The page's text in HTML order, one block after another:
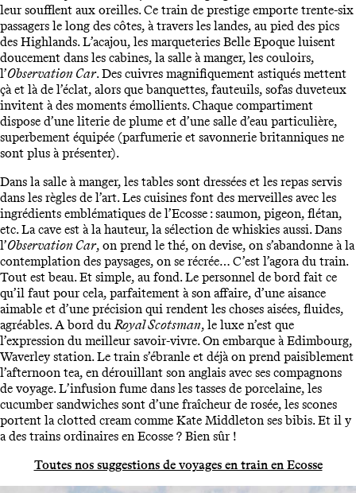
leur soufflent aux oreilles. Ce train de prestige emporte trente-six
passagers le long des côtes, à travers les landes, au pied des pics
des Highlands. L’acajou, les marqueteries Belle Epoque luisent
doucement dans les cabines, la salle à manger, les couloirs,
l’Observation Car. Des cuivres magnifiquement astiqués mettent
çà et là de l’éclat, alors que banquettes, fauteuils, sofas duveteux
invitent à des moments émollients. Chaque compartiment
dispose d’une literie de plume et d’une salle d’eau particulière,
superbement équipée (parfumerie et savonnerie britanniques ne
sont plus à présenter).
Dans la salle à manger, les tables sont dressées et les repas servis
dans les règles de l’art. Les cuisines font des merveilles avec les
ingrédients emblématiques de l’Ecosse : saumon, pigeon, flétan,
etc. La cave est à la hauteur, la sélection de whiskies aussi. Dans
l’Observation Car, on prend le thé, on devise, on s’abandonne à la
contemplation des paysages, on se récrée… C’est l’agora du train.
Tout est beau. Et simple, au fond. Le personnel de bord fait ce
qu’il faut pour cela, parfaitement à son affaire, d’une aisance
aimable et d’une précision qui rendent les choses aisées, fluides,
agréables. A bord du Royal Scotsman, le luxe n’est que
l’expression du meilleur savoir-vivre. On embarque à Edimbourg,
Waverley station. Le train s’ébranle et déjà on prend paisiblement
l’afternoon tea, en dérouillant son anglais avec ses compagnons
de voyage. L’infusion fume dans les tasses de porcelaine, les
cucumber sandwiches sont d’une fraîcheur de rosée, les scones
portent la clotted cream comme Kate Middleton ses bibis. Et il y
a des trains ordinaires en Ecosse ? Bien sûr !
Toutes nos suggestions de voyages en train en Ecosse